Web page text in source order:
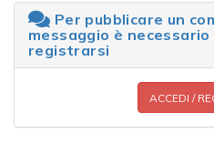
Per pubblicare un
messaggio è
registrarsi
ACCEDI /